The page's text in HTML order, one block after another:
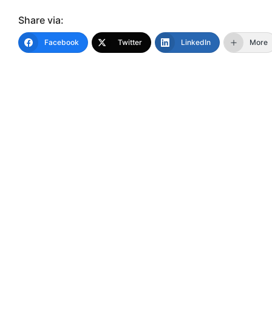
Share via:
Facebook Twitter LinkedIn More